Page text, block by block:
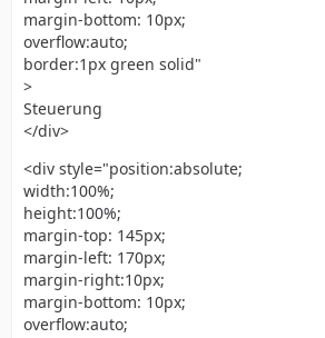
margin-bottom: 10px;
overflow:auto;
border:1px green solid"
>
Steuerung
</div>
<div style="position:absolute;
width:100%;
height:100%;
margin-top: 145px;
margin-left: 170px;
margin-right:10px;
margin-bottom: 10px;
overflow:auto;